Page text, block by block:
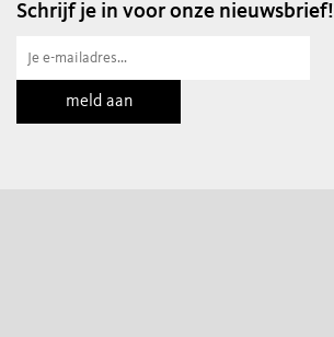
Schrijf je in voor onze nieuwsbrief!